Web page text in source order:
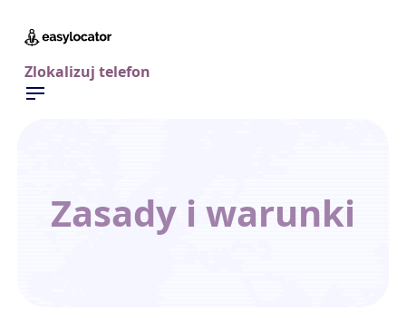
Zlokalizuj telefon
Zasady i warunki